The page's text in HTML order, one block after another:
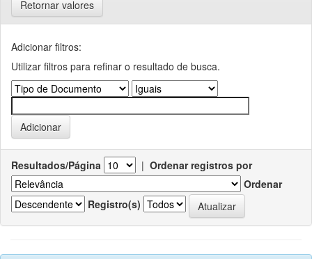
Retornar valores
Adicionar filtros:
Utilizar filtros para refinar o resultado de busca.
Resultados/Página | Ordenar registros por
Ordenar
Registro(s)